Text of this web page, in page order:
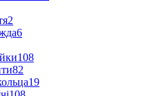
2
6
108
82
19